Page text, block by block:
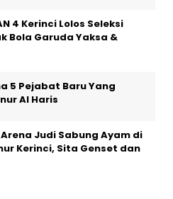
4 Kerinci Lolos Seleksi
Bola Garuda Yaksa &
5 Pejabat Baru Yang
Al Haris
Judi Sabung Ayam di
Kerinci, Sita Genset dan